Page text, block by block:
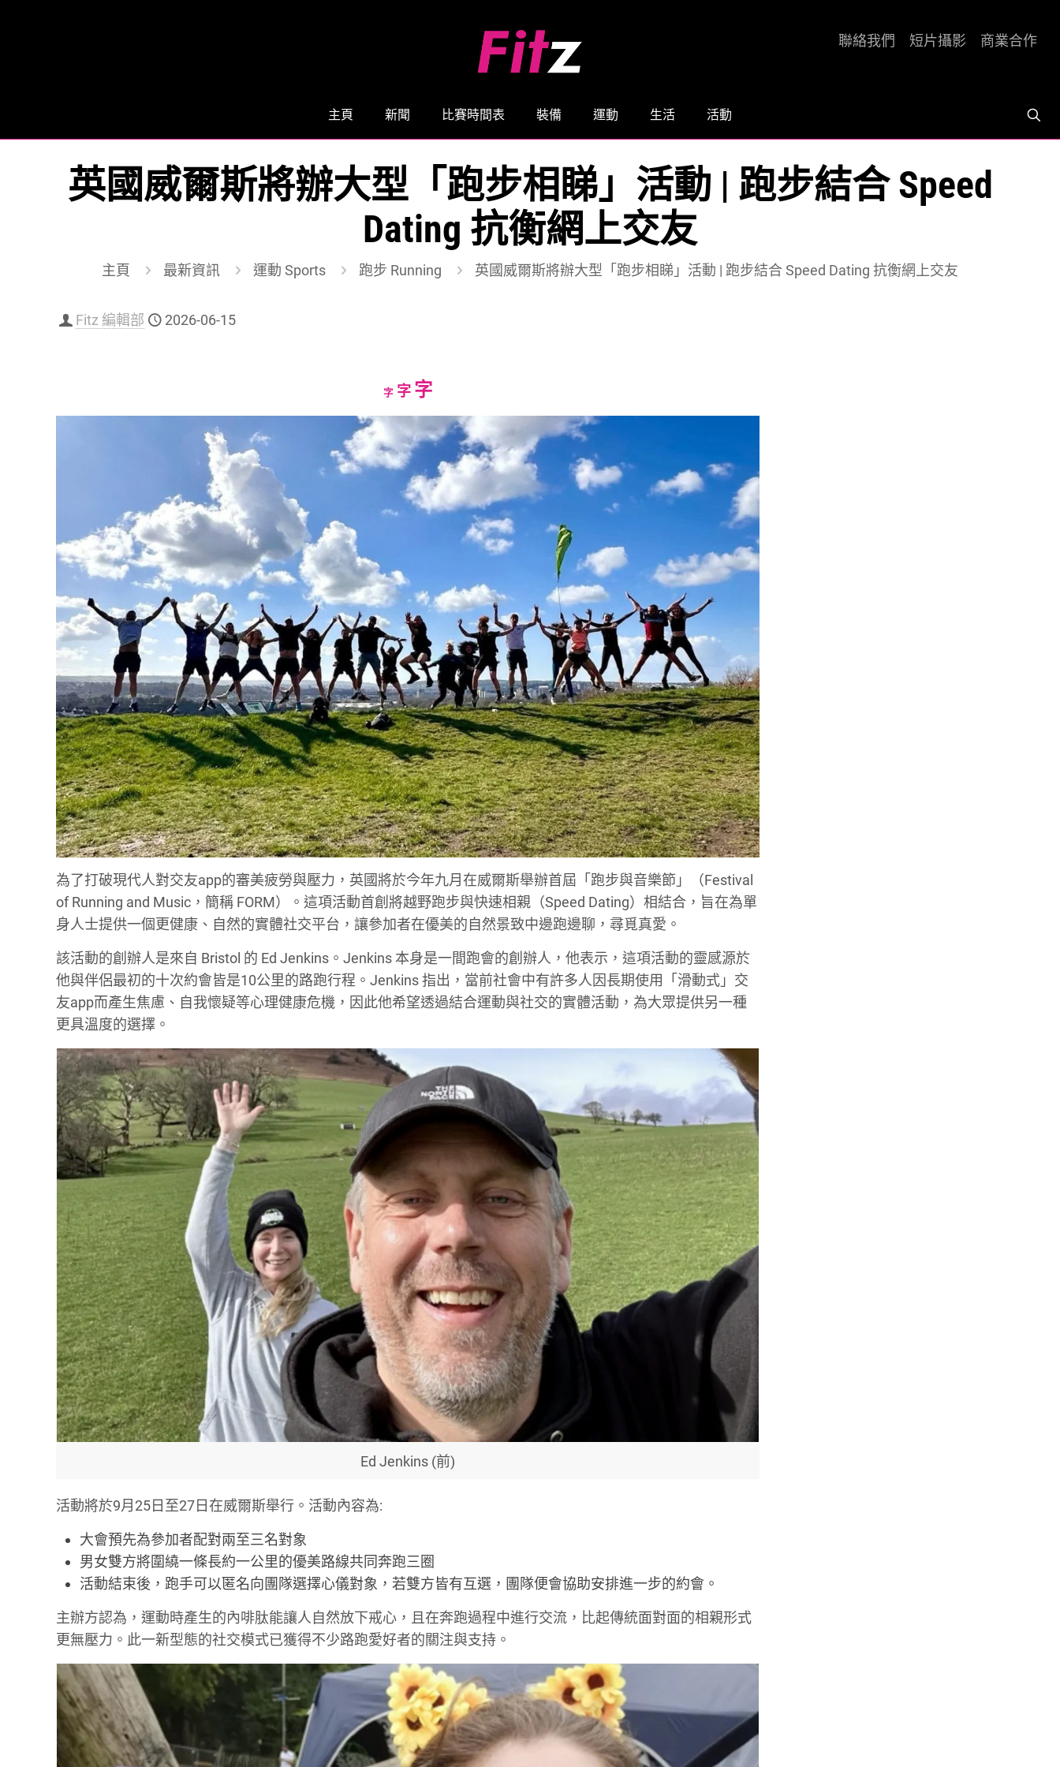
主頁 新聞 比賽時間表 裝備 運動 生活 活動
聯絡我們 短片攝影 商業合作
英國威爾斯將辦大型「跑步相睇」活動 | 跑步結合 Speed
Dating 抗衡網上交友
主頁 最新資訊 運動 Sports 跑步 Running 英國威爾斯將辦大型「跑步相睇」活動 | 跑步結合 Speed Dating 抗衡網上交友
Fitz 編輯部 2026-06-15
字Decrease
字Reset
size.
字Increase
font
size.
為了打破現代人對交友app的審美疲勞與壓力，英國將於今年九月在威爾斯舉辦首屆「跑步與音樂節」（Festival
of Running and Music，簡稱 FORM）。這項活動首創將越野跑步與快速相親（Speed Dating）相結合，旨在為單
身人士提供一個更健康、自然的實體社交平台，讓參加者在優美的自然景致中邊跑邊聊，尋覓真愛。
該活動的創辦人是來自 Bristol 的 Ed Jenkins。Jenkins 本身是一間跑會的創辦人，他表示，這項活動的靈感源於
他與伴侶最初的十次約會皆是10公里的路跑行程。Jenkins 指出，當前社會中有許多人因長期使用「滑動式」交
友app而產生焦慮、自我懷疑等心理健康危機，因此他希望透過結合運動與社交的實體活動，為大眾提供另一種
更具溫度的選擇。
Ed Jenkins (前)
活動將於9月25日至27日在威爾斯舉行。活動內容為:
大會預先為參加者配對兩至三名對象
男女雙方將圍繞一條長約一公里的優美路線共同奔跑三圈
活動結束後，跑手可以匿名向團隊選擇心儀對象，若雙方皆有互選，團隊便會協助安排進一步的約會。
主辦方認為，運動時產生的內啡肽能讓人自然放下戒心，且在奔跑過程中進行交流，比起傳統面對面的相親形式
更無壓力。此一新型態的社交模式已獲得不少路跑愛好者的關注與支持。